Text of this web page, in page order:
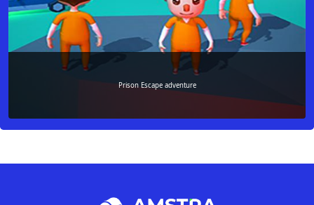
Prison Escape adventure